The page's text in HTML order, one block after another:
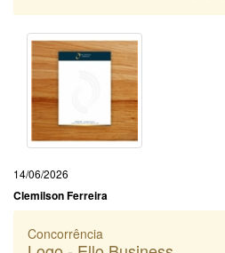
14/06/2026
Clemilson Ferreira
Concorrência